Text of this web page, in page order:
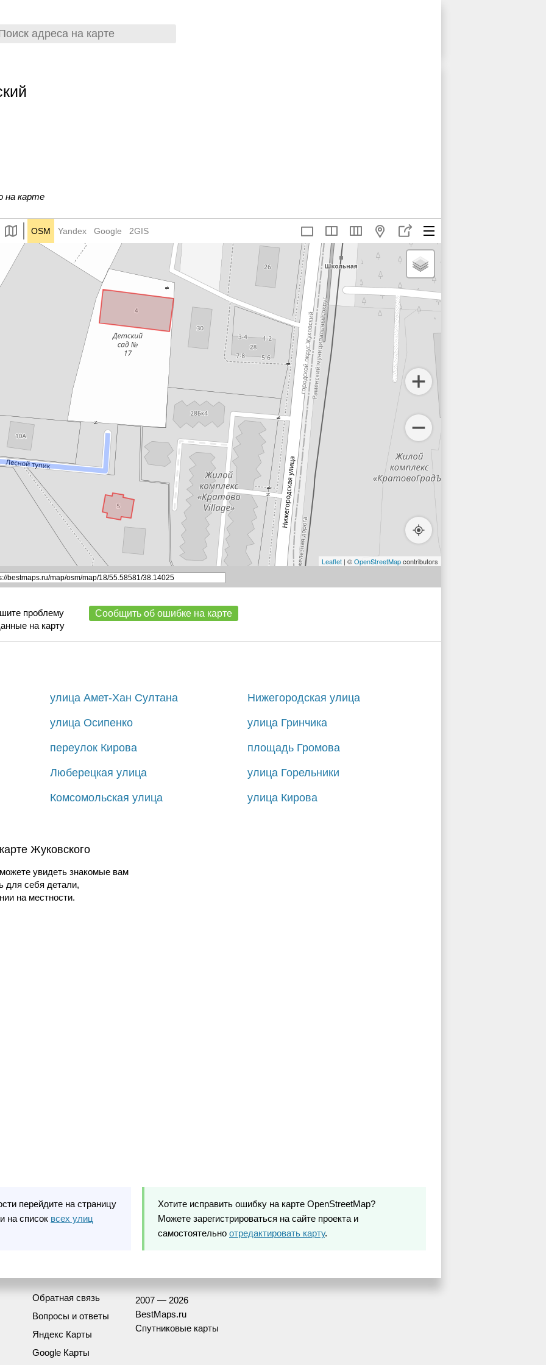
на карте
OSM Yandex Google 2GIS
Leaflet | ©OpenStreetMapcontributors
проблему
на карту
Сообщить об ошибке на карте
улица Амет-Хан Султана Нижегородская улица
улица Осипенко улица Гринчика
переулок Кирова площадь Громова
Люберецкая улица улица Горельники
Комсомольская улица улица Кирова
Жуковского
увидеть знакомые вам
для себя детали,
на местности.
перейдите на страницу
на список всех улиц
Хотите исправить ошибку на карте OpenStreetMap?
Можете зарегистрироваться на сайте проекта и
самостоятельно отредактировать карту.
Обратная связь
Вопросы и ответы
Яндекс Карты
Google Карты
2007 — 2026
BestMaps.ru
Спутниковые карты